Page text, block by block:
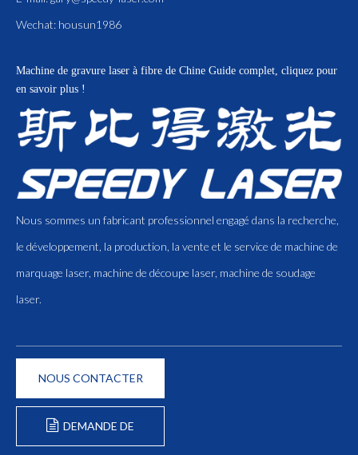
Wechat: housun1986
Machine de gravure laser à fibre de Chine Guide complet, cliquez pour
en savoir plus !
Nous sommes un fabricant professionnel engagé dans la recherche,
le développement, la production, la vente et le service de machine de
marquage laser, machine de découpe laser, machine de soudage
laser.
NOUS CONTACTER
DEMANDE DE